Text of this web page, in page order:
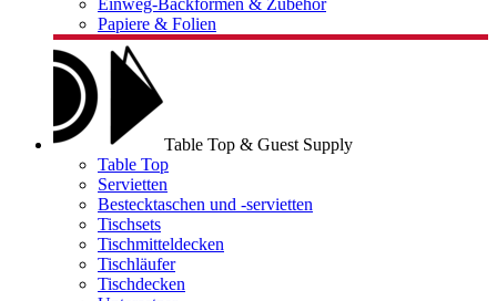
Einweg-Backformen & Zubehör
Papiere & Folien
Table Top & Guest Supply
Table Top
Servietten
Bestecktaschen und -servietten
Tischsets
Tischmitteldecken
Tischläufer
Tischdecken